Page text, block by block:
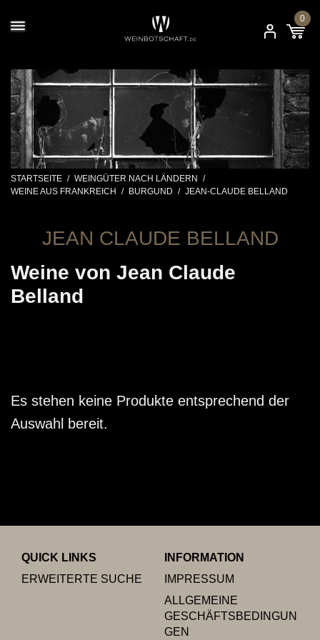
0
STARTSEITE / WEINGÜTER NACH LÄNDERN
/
WEINE AUS FRANKREICH
/ BURGUND / JEAN-CLAUDE BELLAND
JEAN CLAUDE BELLAND
Weine von Jean Claude
Belland
Es stehen keine Produkte entsprechend der
Auswahl bereit.
QUICK LINKS
ERWEITERTE SUCHE
INFORMATION
IMPRESSUM
ALLGEMEINE
GESCHÄFTSBEDINGUN
GEN